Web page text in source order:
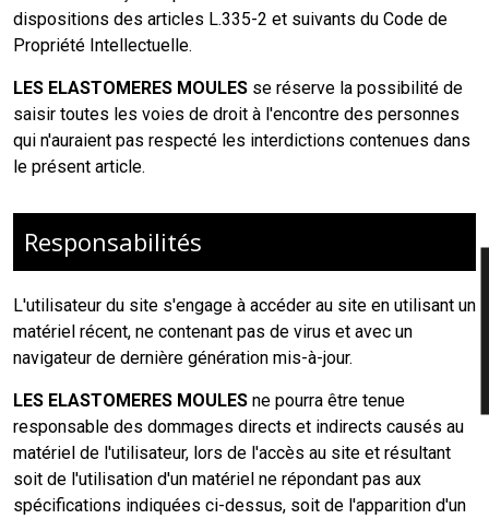
dispositions des articles L.335-2 et suivants du Code de
Propriété Intellectuelle.
LES ELASTOMERES MOULES se réserve la possibilité de
saisir toutes les voies de droit à l'encontre des personnes
qui n'auraient pas respecté les interdictions contenues dans
le présent article.
Responsabilités
L'utilisateur du site s'engage à accéder au site en utilisant un
matériel récent, ne contenant pas de virus et avec un
navigateur de dernière génération mis-à-jour.
LES ELASTOMERES MOULES ne pourra être tenue
responsable des dommages directs et indirects causés au
matériel de l'utilisateur, lors de l'accès au site et résultant
soit de l'utilisation d'un matériel ne répondant pas aux
spécifications indiquées ci-dessus, soit de l'apparition d'un